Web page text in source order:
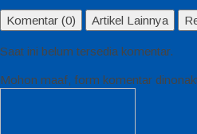
Komentar (0) Artikel Lainnya
Saat ini belum tersedia komentar.
Mohon maaf, form komentar